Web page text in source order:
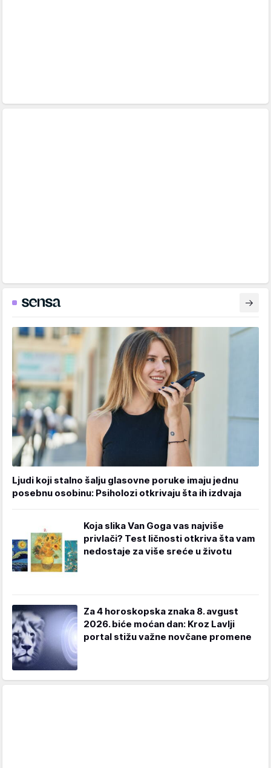
Ljudi koji stalno šalju glasovne poruke imaju jednu
posebnu osobinu: Psiholozi otkrivaju šta ih izdvaja
Koja slika Van Goga vas najviše
privlači? Test ličnosti otkriva šta vam
nedostaje za više sreće u životu
Za 4 horoskopska znaka 8. avgust
2026. biće moćan dan: Kroz Lavlji
portal stižu važne novčane promene